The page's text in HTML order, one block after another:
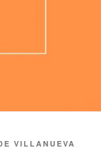
VILLANUEVA